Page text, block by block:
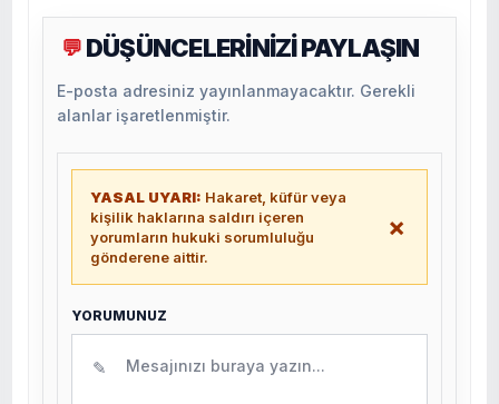
💬 DÜŞÜNCELERİNİZİ PAYLAŞIN
E-posta adresiniz yayınlanmayacaktır. Gerekli
alanlar işaretlenmiştir.
YASAL UYARI: Hakaret, küfür veya
kişilik haklarına saldırı içeren
yorumların hukuki sorumluluğu
gönderene aittir.
×
YORUMUNUZ
✎